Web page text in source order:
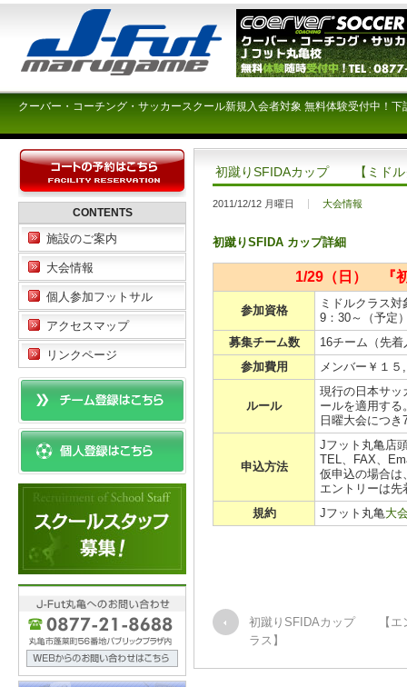
クーバー・コーチング・サッカースクール新規入会者対象 無料体験受付中！
初蹴りSFIDAカップ 【ミドル
2011/12/12 月曜日 大会情報
初蹴りSFIDA カップ詳細
1/29（日） 『
参加資格
ミドルクラス
9：30～（予定
募集チーム数
16チーム（先
参加費用
メンバー￥１
ルール
現行の日本サッ
ールを適用する
日曜大会につ
申込方法
Jフット丸亀店
TEL、FAX、
仮申込の場合は
エントリーは
規約
Jフット丸亀 大
初蹴りSFIDAカップ 【エ
ラス】
CONTENTS
施設のご案内
大会情報
個人参加フットサル
アクセスマップ
リンクページ